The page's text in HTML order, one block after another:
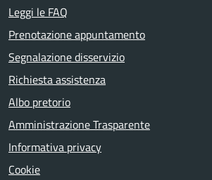
Leggi le FAQ
Prenotazione appuntamento
Segnalazione disservizio
Richiesta assistenza
Albo pretorio
Amministrazione Trasparente
Informativa privacy
Cookie